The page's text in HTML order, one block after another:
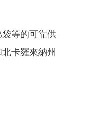
等的可靠供
卡羅來納州